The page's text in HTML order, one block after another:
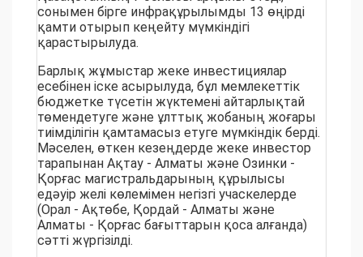
сонымен бірге инфрақұрылымды 13 өңірді
қамти отырып кеңейту мүмкіндігі
қарастырылуда.
Барлық жұмыстар жеке инвестициялар
есебінен іске асырылуда, бұл мемлекеттік
бюджетке түсетін жүктемені айтарлықтай
төмендетуге және ұлттық жобаның жоғары
тиімділігін қамтамасыз етуге мүмкіндік берді.
Мәселен, өткен кезеңдерде жеке инвестор
тарапынан Ақтау - Алматы және Озинки -
Қорғас магистральдарының құрылысы
едәуір желі көлемімен негізгі учаскелерде
(Орал - Ақтөбе, Қордай - Алматы және
Алматы - Қорғас бағыттарын қоса алғанда)
сәтті жүргізілді.